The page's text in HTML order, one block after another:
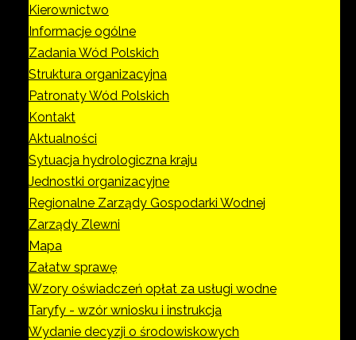
Kierownictwo
Informacje ogólne
Zadania Wód Polskich
Struktura organizacyjna
Patronaty Wód Polskich
Kontakt
Aktualności
Sytuacja hydrologiczna kraju
Jednostki organizacyjne
Regionalne Zarządy Gospodarki Wodnej
Zarządy Zlewni
Mapa
Załatw sprawę
Wzory oświadczeń opłat za usługi wodne
Taryfy - wzór wniosku i instrukcja
Wydanie decyzji o środowiskowych